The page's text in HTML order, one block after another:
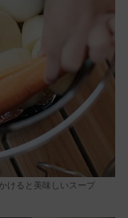
けると美味しいスープ